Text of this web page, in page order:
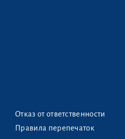
Отказ от ответственности
Правила перепечаток